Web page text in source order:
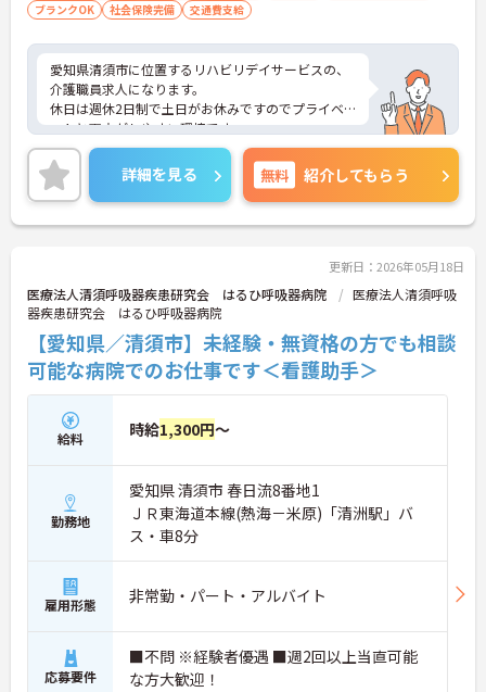
ブランクOK
社会保険完備 交通費支給
愛知県清須市に位置するリハビリデイサービスの、
介護職員求人になります。
休日は週休2日制で土日がお休みですのでプライベ
ートと両立がしやすい環境です。
無料駐車場が完備されているので、ご自身のお車で
の通勤も可能ですよ。
最新の求人状況や質問につきましては、お気軽にお
問合せください。
詳細を見る 無料 紹介してもらう
更新日：2026年05月18日
医療法人清須呼吸器疾患研究会 はるひ呼吸器病院
医療法人清須呼吸
器疾患研究会 はるひ呼吸器病院
【愛知県／清須市】未経験・無資格の方でも相談
可能な病院でのお仕事です＜看護助手＞
給料 時給1,300円～
勤務地
愛知県 清須市 春日流8番地1
ＪＲ東海道本線(熱海－米原)「清洲駅」バ
ス・車8分
雇用形態 非常勤・パート・アルバイト
応募要件
■不問 ※経験者優遇 ■週2回以上当直可能
な方大歓迎！